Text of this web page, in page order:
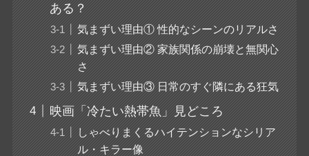
ある？
気まずい理由① 性的なシーンのリアルさ
気まずい理由② 家族関係の崩壊と無関心
さ
気まずい理由③ 日常のすぐ隣にある狂気
映画「冷たい熱帯魚」見どころ
しゃべりまくるハイテンションなシリア
ル・キラー像